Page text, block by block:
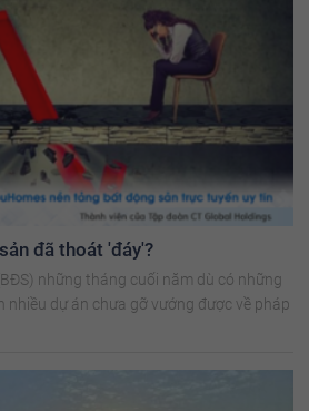
đã thoát 'đáy'?
những tháng cuối năm dù có những
dự án chưa gỡ vướng được về pháp